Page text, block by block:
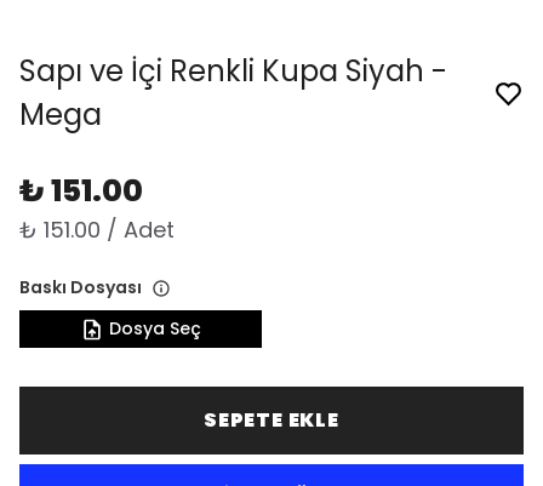
Sapı ve İçi Renkli Kupa Siyah -
Mega
₺ 151.00
₺ 151.00 / Adet
Baskı Dosyası
Dosya Seç
SEPETE EKLE